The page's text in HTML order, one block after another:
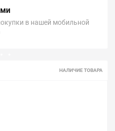
в нашей мобильной
НАЛИЧИЕ ТОВАРА